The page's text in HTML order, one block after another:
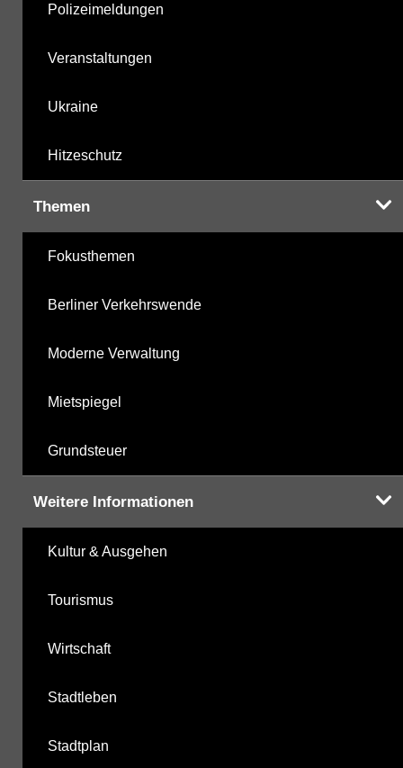
Polizeimeldungen
Veranstaltungen
Ukraine
Hitzeschutz
Themen
Fokusthemen
Berliner Verkehrswende
Moderne Verwaltung
Mietspiegel
Grundsteuer
Weitere Informationen
Kultur & Ausgehen
Tourismus
Wirtschaft
Stadtleben
Stadtplan